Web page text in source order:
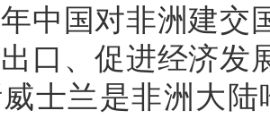
中国对非洲建交
口、促进经济发
士兰是非洲大